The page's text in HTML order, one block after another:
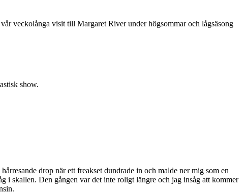
veckolånga visit till Margaret River under högsommar och lågsäsong
show.
drop när ett freakset dundrade in och malde ner mig som en
i skallen. Den gången var det inte roligt längre och jag insåg att kommer